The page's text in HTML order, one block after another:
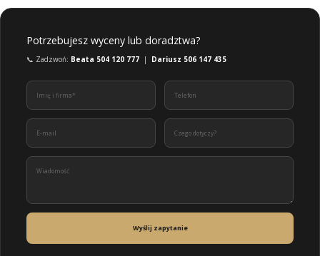
Potrzebujesz wyceny lub doradztwa?
📞 Zadzwoń: Beata 504 120 777 | Dariusz 506 147 435
Wyślij zapytanie